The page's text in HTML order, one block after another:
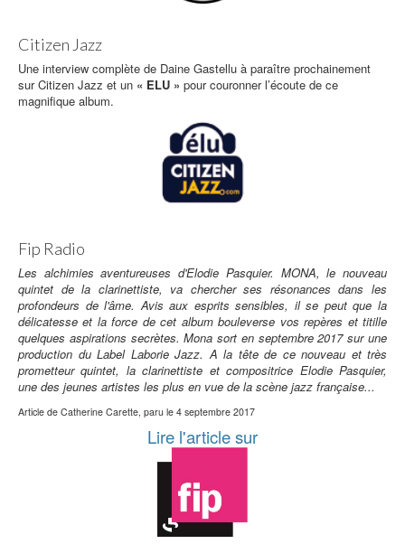
Citizen Jazz
Une interview complète de Daine Gastellu à paraître prochainement
sur Citizen Jazz et un « ELU » pour couronner l’écoute de ce
magnifique album.
Fip Radio
Les alchimies aventureuses d'Elodie Pasquier. MONA, le nouveau
quintet de la clarinettiste, va chercher ses résonances dans les
profondeurs de l'âme. Avis aux esprits sensibles, il se peut que la
délicatesse et la force de cet album bouleverse vos repères et titille
quelques aspirations secrètes. Mona sort en septembre 2017 sur une
production du Label Laborie Jazz. A la tête de ce nouveau et très
prometteur quintet, la clarinettiste et compositrice Elodie Pasquier,
une des jeunes artistes les plus en vue de la scène jazz française...
Article de Catherine Carette, paru le 4 septembre 2017
Lire l'article sur